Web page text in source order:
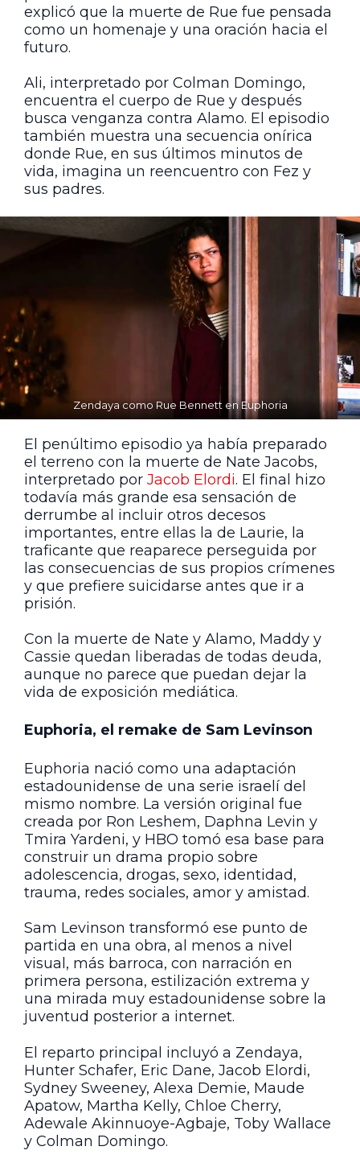
explicó que la muerte de Rue fue pensada
como un homenaje y una oración hacia el
futuro.
Ali, interpretado por Colman Domingo,
encuentra el cuerpo de Rue y después
busca venganza contra Alamo. El episodio
también muestra una secuencia onírica
donde Rue, en sus últimos minutos de
vida, imagina un reencuentro con Fez y
sus padres.
Zendaya como Rue Bennett en Euphoria
El penúltimo episodio ya había preparado
el terreno con la muerte de Nate Jacobs,
interpretado por Jacob Elordi. El final hizo
todavía más grande esa sensación de
derrumbe al incluir otros decesos
importantes, entre ellas la de Laurie, la
traficante que reaparece perseguida por
las consecuencias de sus propios crímenes
y que prefiere suicidarse antes que ir a
prisión.
Con la muerte de Nate y Alamo, Maddy y
Cassie quedan liberadas de todas deuda,
aunque no parece que puedan dejar la
vida de exposición mediática.
Euphoria, el remake de Sam Levinson
Euphoria nació como una adaptación
estadounidense de una serie israelí del
mismo nombre. La versión original fue
creada por Ron Leshem, Daphna Levin y
Tmira Yardeni, y HBO tomó esa base para
construir un drama propio sobre
adolescencia, drogas, sexo, identidad,
trauma, redes sociales, amor y amistad.
Sam Levinson transformó ese punto de
partida en una obra, al menos a nivel
visual, más barroca, con narración en
primera persona, estilización extrema y
una mirada muy estadounidense sobre la
juventud posterior a internet.
El reparto principal incluyó a Zendaya,
Hunter Schafer, Eric Dane, Jacob Elordi,
Sydney Sweeney, Alexa Demie, Maude
Apatow, Martha Kelly, Chloe Cherry,
Adewale Akinnuoye-Agbaje, Toby Wallace
y Colman Domingo.